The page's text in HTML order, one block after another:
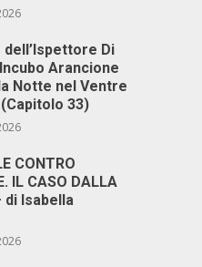
dell’Ispettore Di
Arancione
Notte nel Ventre
33)
CONTRO
IL CASO DALLA
di Isabella